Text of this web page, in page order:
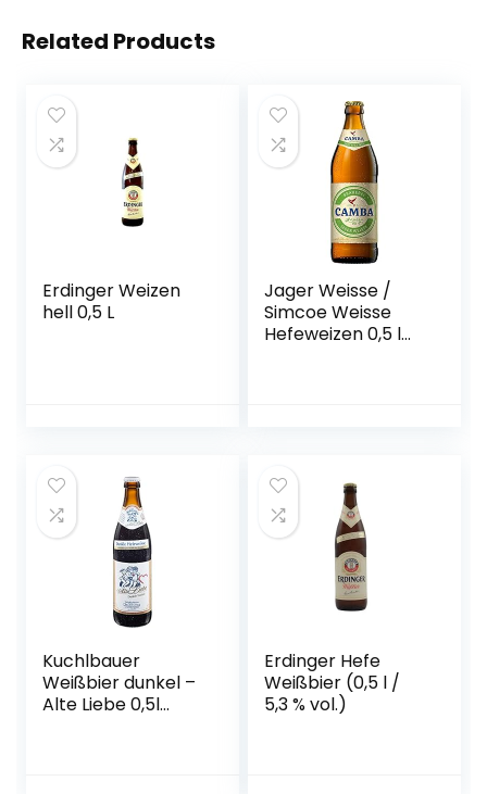
Related Products
Erdinger Weizen
hell 0,5 L
Jager Weisse /
Simcoe Weisse
Hefeweizen 0,5 l
Kuchlbauer
Weißbier dunkel –
Alte Liebe 0,5l
Erdinger Hefe
Weißbier (0,5 l /
5,3 % vol.)